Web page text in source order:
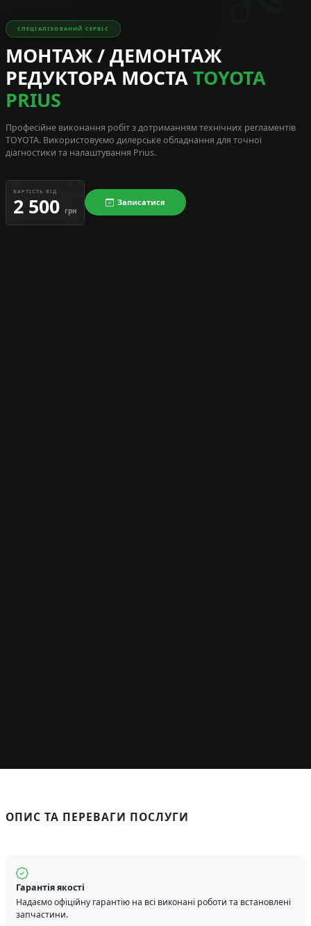
СПЕЦІАЛІЗОВАНИЙ СЕРВІС
МОНТАЖ / ДЕМОНТАЖ
РЕДУКТОРА МОСТАTOYOTA
PRIUS
Професійне виконання робіт з дотриманням технічних регламентів
TOYOTA. Використовуємо дилерське обладнання для точної
діагностики та налаштування Prius.
ВАРТІСТЬ ВІД
2 500 грн
Записатися
ОПИС ТА ПЕРЕВАГИ ПОСЛУГИ
Гарантія якості
Надаємо офіційну гарантію на всі виконані роботи та встановлені
запчастини.